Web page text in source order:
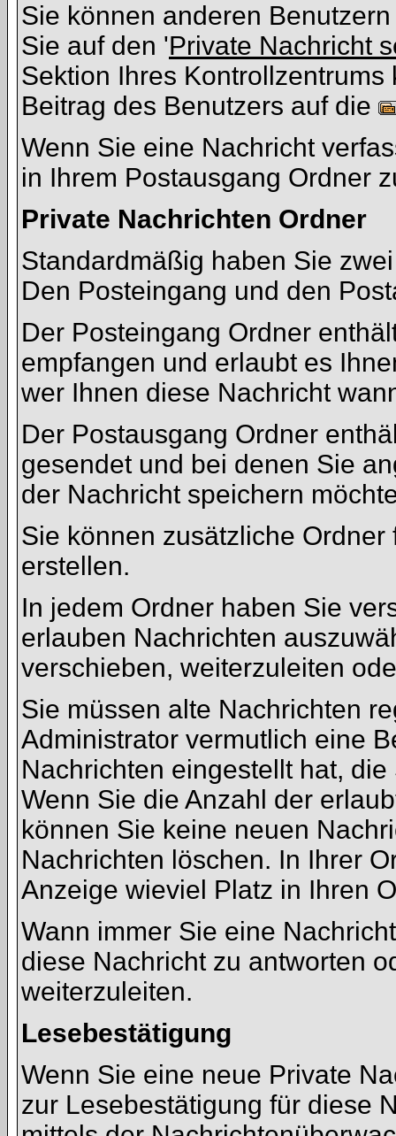
Sie können anderen
Sie auf den 'Private Nachricht
Sektion Ihres
Beitrag des Benutzers auf die
Wenn Sie eine Nachricht
in Ihrem Postausgang Ordner
Private Nachrichten Ordner
Standardmäßig haben Sie
Den Posteingang und den
Der Posteingang Ordner
empfangen und erlaubt es
wer Ihnen diese Nachricht
Der Postausgang Ordner
gesendet und bei denen Sie
der Nachricht speichern
Sie können zusätzliche
erstellen.
In jedem Ordner haben Sie
erlauben Nachrichten
verschieben, weiterzuleiten
Sie müssen alte Nachrichten
Administrator vermutlich eine
Nachrichten eingestellt hat,
Wenn Sie die Anzahl der
können Sie keine neuen
Nachrichten löschen. In Ihrer
Anzeige wieviel Platz in Ihren
Wann immer Sie eine
diese Nachricht zu antworten
weiterzuleiten.
Lesebestätigung
Wenn Sie eine neue Private
zur Lesebestätigung für diese